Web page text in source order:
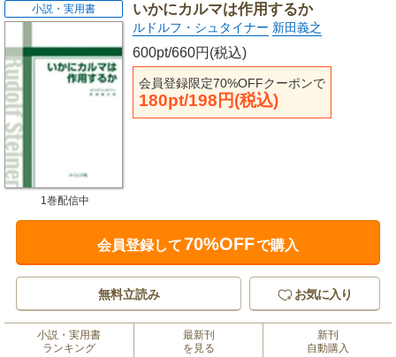
いかにカルマは作用するか
ルドルフ・シュタイナー 新田義之
600pt/660円(税込)
会員登録限定70%OFFクーポンで
180pt/198円(税込)
小説・実用書
1巻配信中
会員登録して70%OFFで購入
無料立読み お気に入り
小説・実用書
ランキング
最新刊
を見る
新刊
自動購入